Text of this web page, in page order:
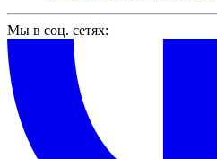
Мы в соц. сетях: